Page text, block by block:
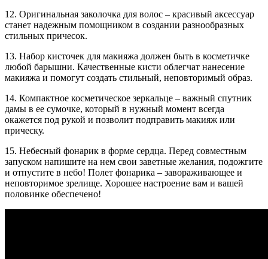
12. Оригинальная заколочка для волос – красивый аксессуар
станет надежным помощником в создании разнообразных
стильных причесок.
13. Набор кисточек для макияжа должен быть в косметичке
любой барышни. Качественные кисти облегчат нанесение
макияжа и помогут создать стильный, неповторимый образ.
14. Компактное косметическое зеркальце – важный спутник
дамы в ее сумочке, который в нужный момент всегда
окажется под рукой и позволит подправить макияж или
прическу.
15. Небесный фонарик в форме сердца. Перед совместным
запуском напишите на нем свои заветные желания, подожгите
и отпустите в небо! Полет фонарика – завораживающее и
неповторимое зрелище. Хорошее настроение вам и вашей
половинке обеспечено!